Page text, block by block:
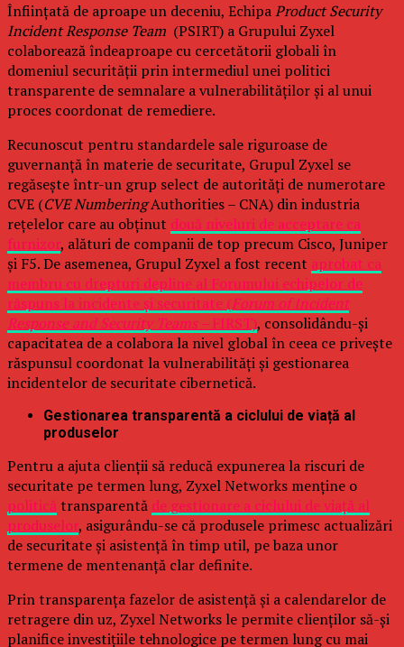
Înființată de aproape un deceniu, EchipaProduct Security
Incident Response Team (PSIRT) a Grupului Zyxel
colaborează îndeaproape cu cercetătorii globali în
domeniul securității prin intermediul unei politici
transparente de semnalare a vulnerabilităților și al unui
proces coordonat de remediere.
Recunoscut pentru standardele sale riguroase de
guvernanță în materie de securitate, Grupul Zyxel se
regăsește într-un grup select de autorități de numerotare
CVE (CVE NumberingAuthorities – CNA) din industria
rețelelor care au obținut două niveluri de acceptare ca
furnizor, alături de companii de top precum Cisco, Juniper
și F5. De asemenea, Grupul Zyxel a fost recent aprobat ca
membru cu drepturi depline al Forumului echipelor de
răspuns la incidente și securitate (Forum of Incident
Response and Security Teams –FIRST), consolidându-și
capacitatea de a colabora la nivel global în ceea ce privește
răspunsul coordonat la vulnerabilități și gestionarea
incidentelor de securitate cibernetică.
Gestionarea transparentă a ciclului de viață al
produselor
Pentru a ajuta clienții să reducă expunerea la riscuri de
securitate pe termen lung, Zyxel Networks menține o
politică transparentă de gestionare a ciclului de viață al
produselor, asigurându-se că produsele primesc actualizări
de securitate și asistență în timp util, pe baza unor
termene de mentenanță clar definite.
Prin transparența fazelor de asistență și a calendarelor de
retragere din uz, Zyxel Networks le permite clienților să-și
planifice investițiile tehnologice pe termen lung cu mai